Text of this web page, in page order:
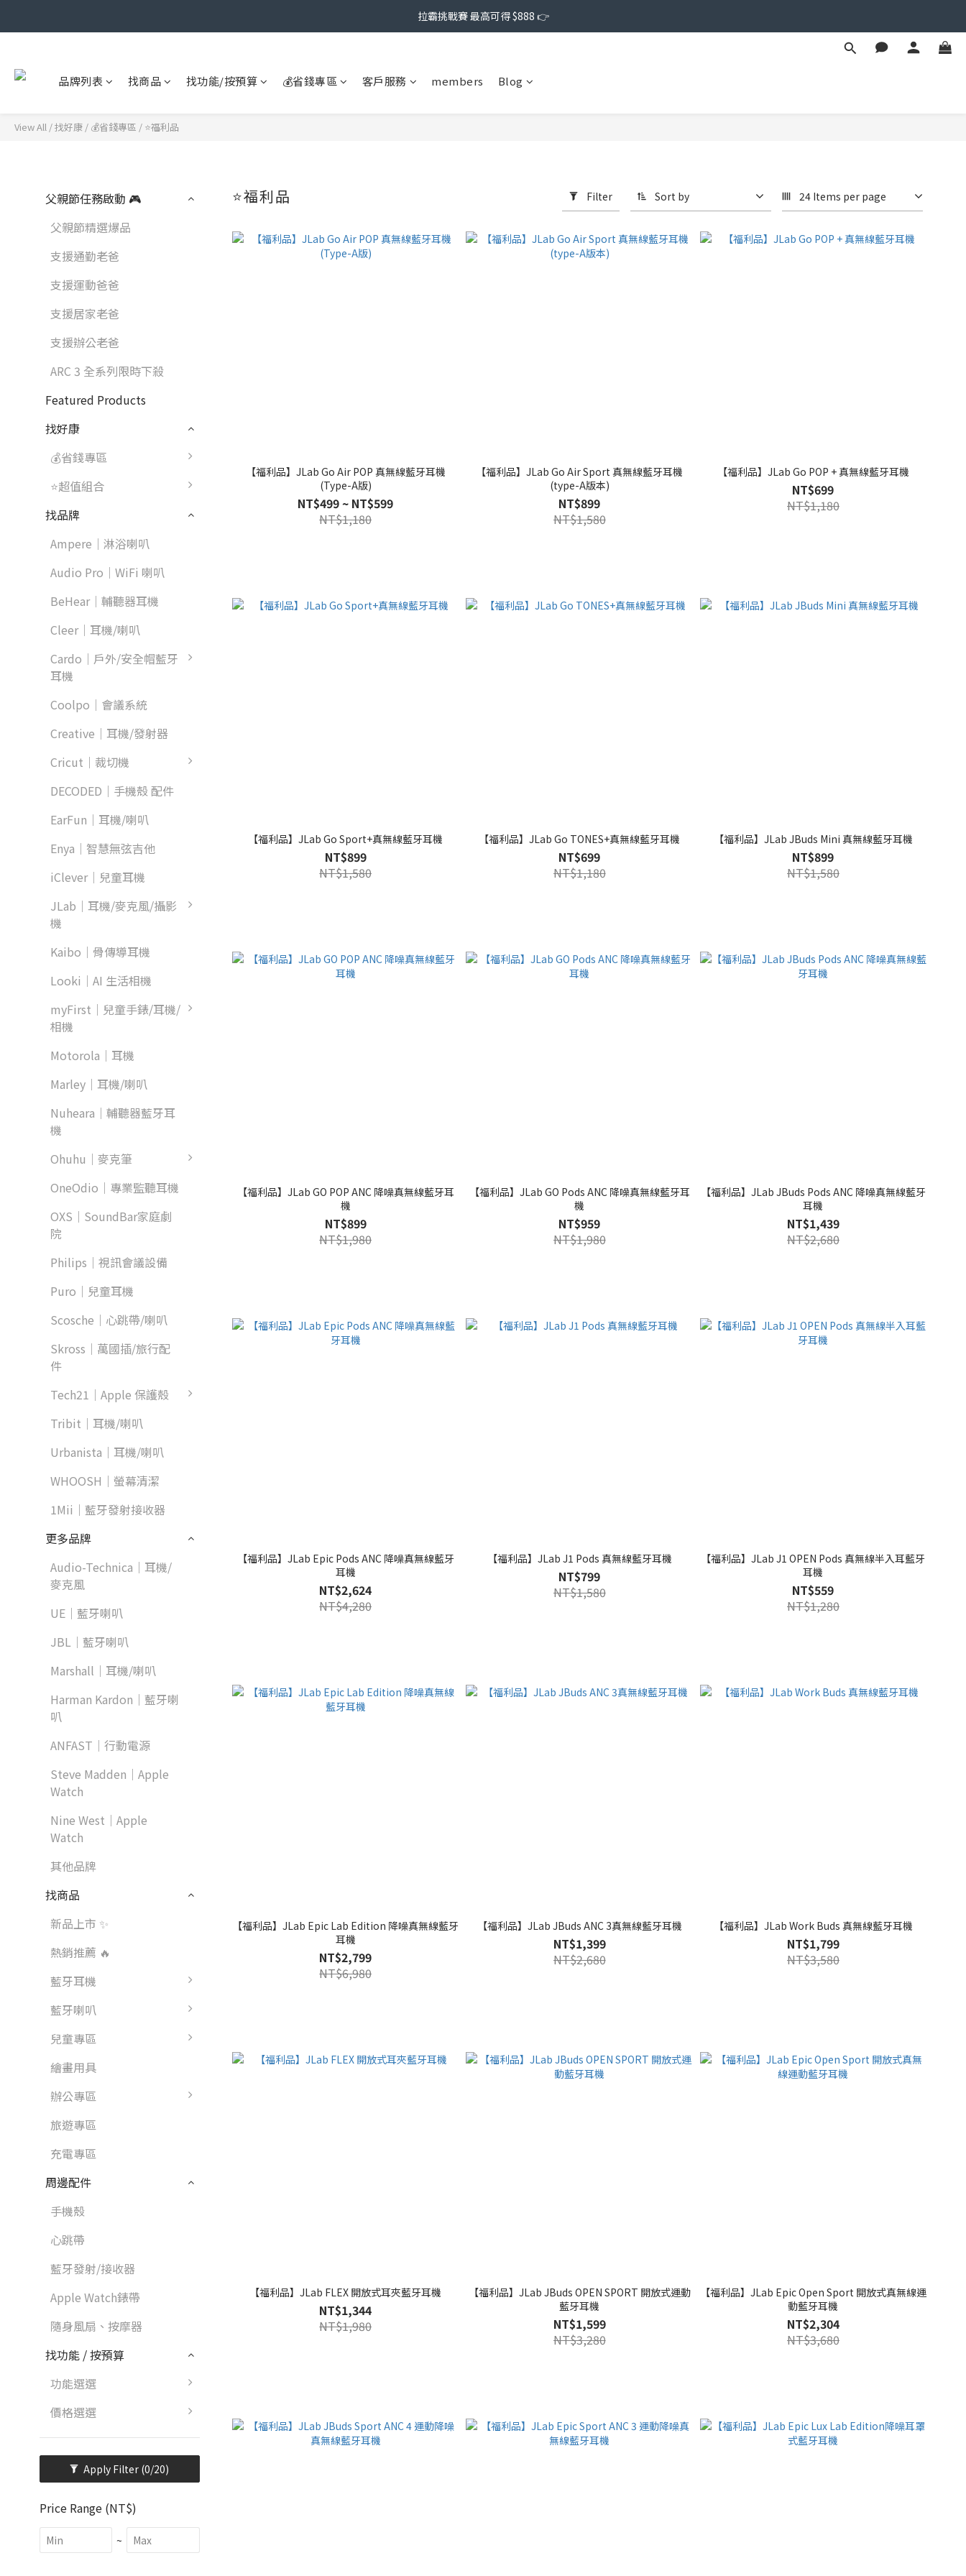
拉霸挑戰賽 最高可得 $888 👉
品牌列表 找商品 找功能/按預算 💰省錢專區 客戶服務 members Blog
View All /找好康 / 💰省錢專區 / ⭐福利品
父親節任務啟動 🎮
父親節精選爆品
支援通勤老爸
支援運動爸爸
支援居家老爸
支援辦公老爸
ARC 3 全系列限時下殺
Featured Products
找好康
💰省錢專區
⭐超值組合
找品牌
Ampere｜淋浴喇叭
Audio Pro｜WiFi 喇叭
BeHear｜輔聽器耳機
Cleer｜耳機/喇叭
Cardo｜戶外/安全帽藍牙
耳機
Coolpo｜會議系統
Creative｜耳機/發射器
Cricut｜裁切機
DECODED｜手機殼 配件
EarFun｜耳機/喇叭
Enya｜智慧無弦吉他
iClever｜兒童耳機
JLab｜耳機/麥克風/攝影
機
Kaibo｜骨傳導耳機
Looki｜AI 生活相機
myFirst｜兒童手錶/耳機/
相機
Motorola｜耳機
Marley｜耳機/喇叭
Nuheara｜輔聽器藍牙耳
機
Ohuhu｜麥克筆
OneOdio｜專業監聽耳機
OXS｜SoundBar家庭劇
院
Philips｜視訊會議設備
Puro｜兒童耳機
Scosche｜心跳帶/喇叭
Skross｜萬國插/旅行配
件
Tech21｜Apple 保護殼
Tribit｜耳機/喇叭
Urbanista｜耳機/喇叭
WHOOSH｜螢幕清潔
1Mii｜藍牙發射接收器
更多品牌
Audio-Technica｜耳機/
麥克風
UE｜藍牙喇叭
JBL｜藍牙喇叭
Marshall｜耳機/喇叭
Harman Kardon｜藍牙喇
叭
ANFAST｜行動電源
Steve Madden｜Apple
Watch
Nine West｜Apple
Watch
其他品牌
找商品
新品上市 ✨
熱銷推薦 🔥
藍牙耳機
藍牙喇叭
兒童專區
繪畫用具
辦公專區
旅遊專區
充電專區
周邊配件
手機殼
心跳帶
藍牙發射/接收器
Apple Watch錶帶
隨身風扇、按摩器
找功能 / 按預算
功能選選
價格選選
Apply Filter (0/20)
Price Range (NT$)
~
⭐福利品 Filter Sort by 24 Items per page
【福利品】JLab Go Air POP 真無線藍牙耳機
(Type-A版)
NT$499 ~ NT$599
NT$1,180
【福利品】JLab Go Air Sport 真無線藍牙耳機
(type-A版本)
NT$899
NT$1,580
【福利品】JLab Go POP + 真無線藍牙耳機
NT$699
NT$1,180
【福利品】JLab Go Sport+真無線藍牙耳機
NT$899
NT$1,580
【福利品】JLab Go TONES+真無線藍牙耳機
NT$699
NT$1,180
【福利品】JLab JBuds Mini 真無線藍牙耳機
NT$899
NT$1,580
【福利品】JLab GO POP ANC 降噪真無線藍牙耳
機
NT$899
NT$1,980
【福利品】JLab GO Pods ANC 降噪真無線藍牙耳
機
NT$959
NT$1,980
【福利品】JLab JBuds Pods ANC 降噪真無線藍牙
耳機
NT$1,439
NT$2,680
【福利品】JLab Epic Pods ANC 降噪真無線藍牙
耳機
NT$2,624
NT$4,280
【福利品】JLab J1 Pods 真無線藍牙耳機
NT$799
NT$1,580
【福利品】JLab J1 OPEN Pods 真無線半入耳藍牙
耳機
NT$559
NT$1,280
【福利品】JLab Epic Lab Edition 降噪真無線藍牙
耳機
NT$2,799
NT$6,980
【福利品】JLab JBuds ANC 3真無線藍牙耳機
NT$1,399
NT$2,680
【福利品】JLab Work Buds 真無線藍牙耳機
NT$1,799
NT$3,580
【福利品】JLab FLEX 開放式耳夾藍牙耳機
NT$1,344
NT$1,980
【福利品】JLab JBuds OPEN SPORT 開放式運動
藍牙耳機
NT$1,599
NT$3,280
【福利品】JLab Epic Open Sport 開放式真無線運
動藍牙耳機
NT$2,304
NT$3,680